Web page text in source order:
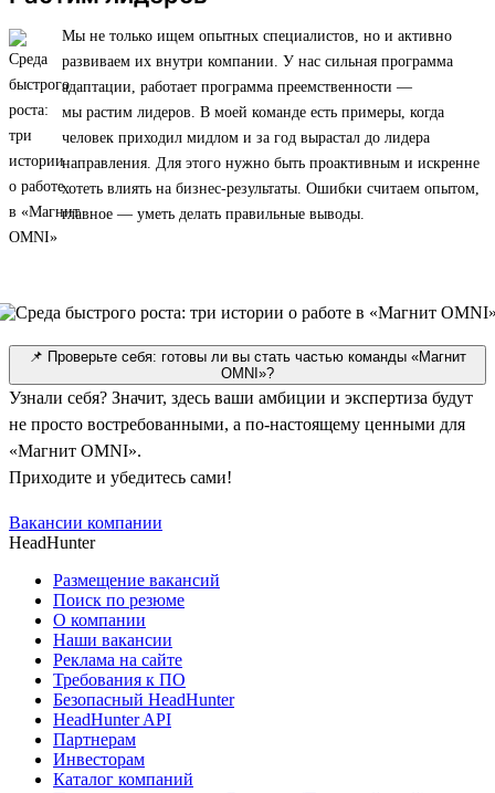
Мы не только ищем опытных специалистов, но и активно
развиваем их внутри компании. У нас сильная программа
адаптации, работает программа преемственности —
мы растим лидеров. В моей команде есть примеры, когда
человек приходил мидлом и за год вырастал до лидера
направления. Для этого нужно быть проактивным и искренне
хотеть влиять на бизнес-результаты. Ошибки считаем опытом,
главное — уметь делать правильные выводы.
📌 Проверьте себя: готовы ли вы стать частью команды «Магнит
OMNI»?
Узнали себя? Значит, здесь ваши амбиции и экспертиза будут
не просто востребованными, а по-настоящему ценными для
«Магнит OMNI».
Приходите и убедитесь сами!
Вакансии компании
HeadHunter
Размещение вакансий
Поиск по резюме
О компании
Наши вакансии
Реклама на сайте
Требования к ПО
Безопасный HeadHunter
HeadHunter API
Партнерам
Инвесторам
Каталог компаний